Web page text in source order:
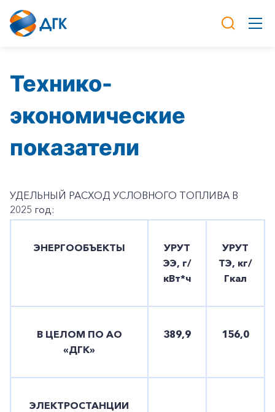
Технико-
экономические
показатели
УДЕЛЬНЫЙ РАСХОД УСЛОВНОГО ТОПЛИВА В
2025 год:
ЭНЕРГООБЪЕКТЫ
УРУТ
ЭЭ, г/
кВт*ч
УРУТ
ТЭ, кг/
Гкал
В ЦЕЛОМ ПО АО
«ДГК»
389,9 156,0
ЭЛЕКТРОСТАНЦИИ